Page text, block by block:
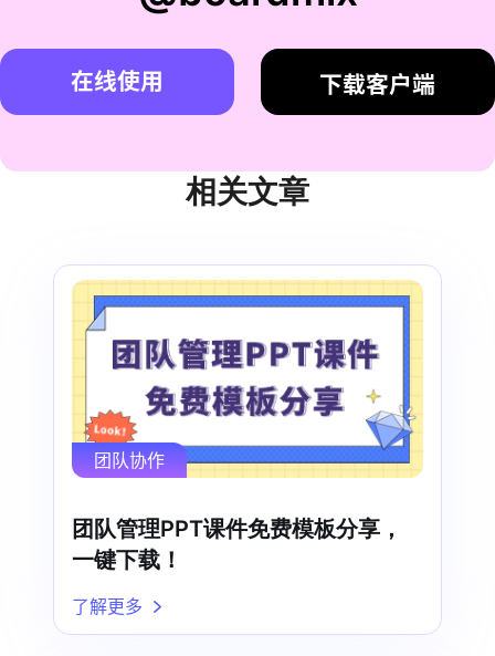
在线使用 下载客户端
相关文章
团队协作
团队管理PPT课件免费模板分享，
一键下载！
了解更多